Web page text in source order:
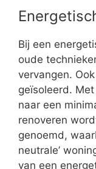
Bij een
oude
vervangen.
geïsoleerd.
naar een
renoveren
genoemd,
neutrale’
van een